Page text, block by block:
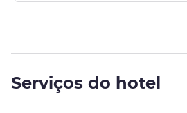
Serviços do hotel